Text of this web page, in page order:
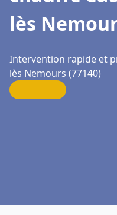
lès
Intervention rapide et
lès Nemours (77140)